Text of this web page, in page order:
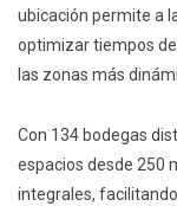
ubicación permite a
optimizar tiempos
las zonas más
Con 134 bodegas
espacios desde 250
integrales,